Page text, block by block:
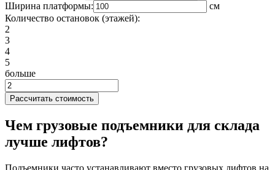
Ширина платформы:
см
Количество остановок (этажей):
2
3
4
5
больше
Чем грузовые подъемники для склада
лучше лифтов?
Подъемники часто устанавливают вместо грузовых лифтов на